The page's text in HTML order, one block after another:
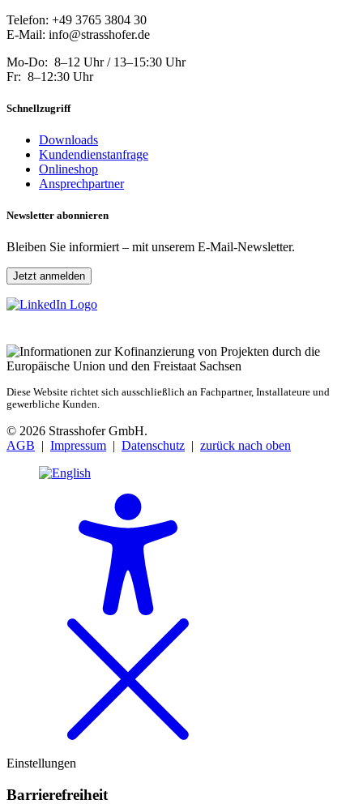
Telefon: +49 3765 3804 30
E-Mail: info@strasshofer.de
Mo-Do: 8–12 Uhr / 13–15:30 Uhr
Fr: 8–12:30 Uhr
Schnellzugriff
Downloads
Kundendienstanfrage
Onlineshop
Ansprechpartner
Newsletter abonnieren
Bleiben Sie informiert – mit unserem E-Mail-Newsletter.
Jetzt anmelden
Diese Website richtet sich ausschließlich an Fachpartner, Installateure und
gewerbliche Kunden.
© 2026 Strasshofer GmbH.
AGB | Impressum | Datenschutz | zurück nach oben
Einstellungen
Barriere­freiheit